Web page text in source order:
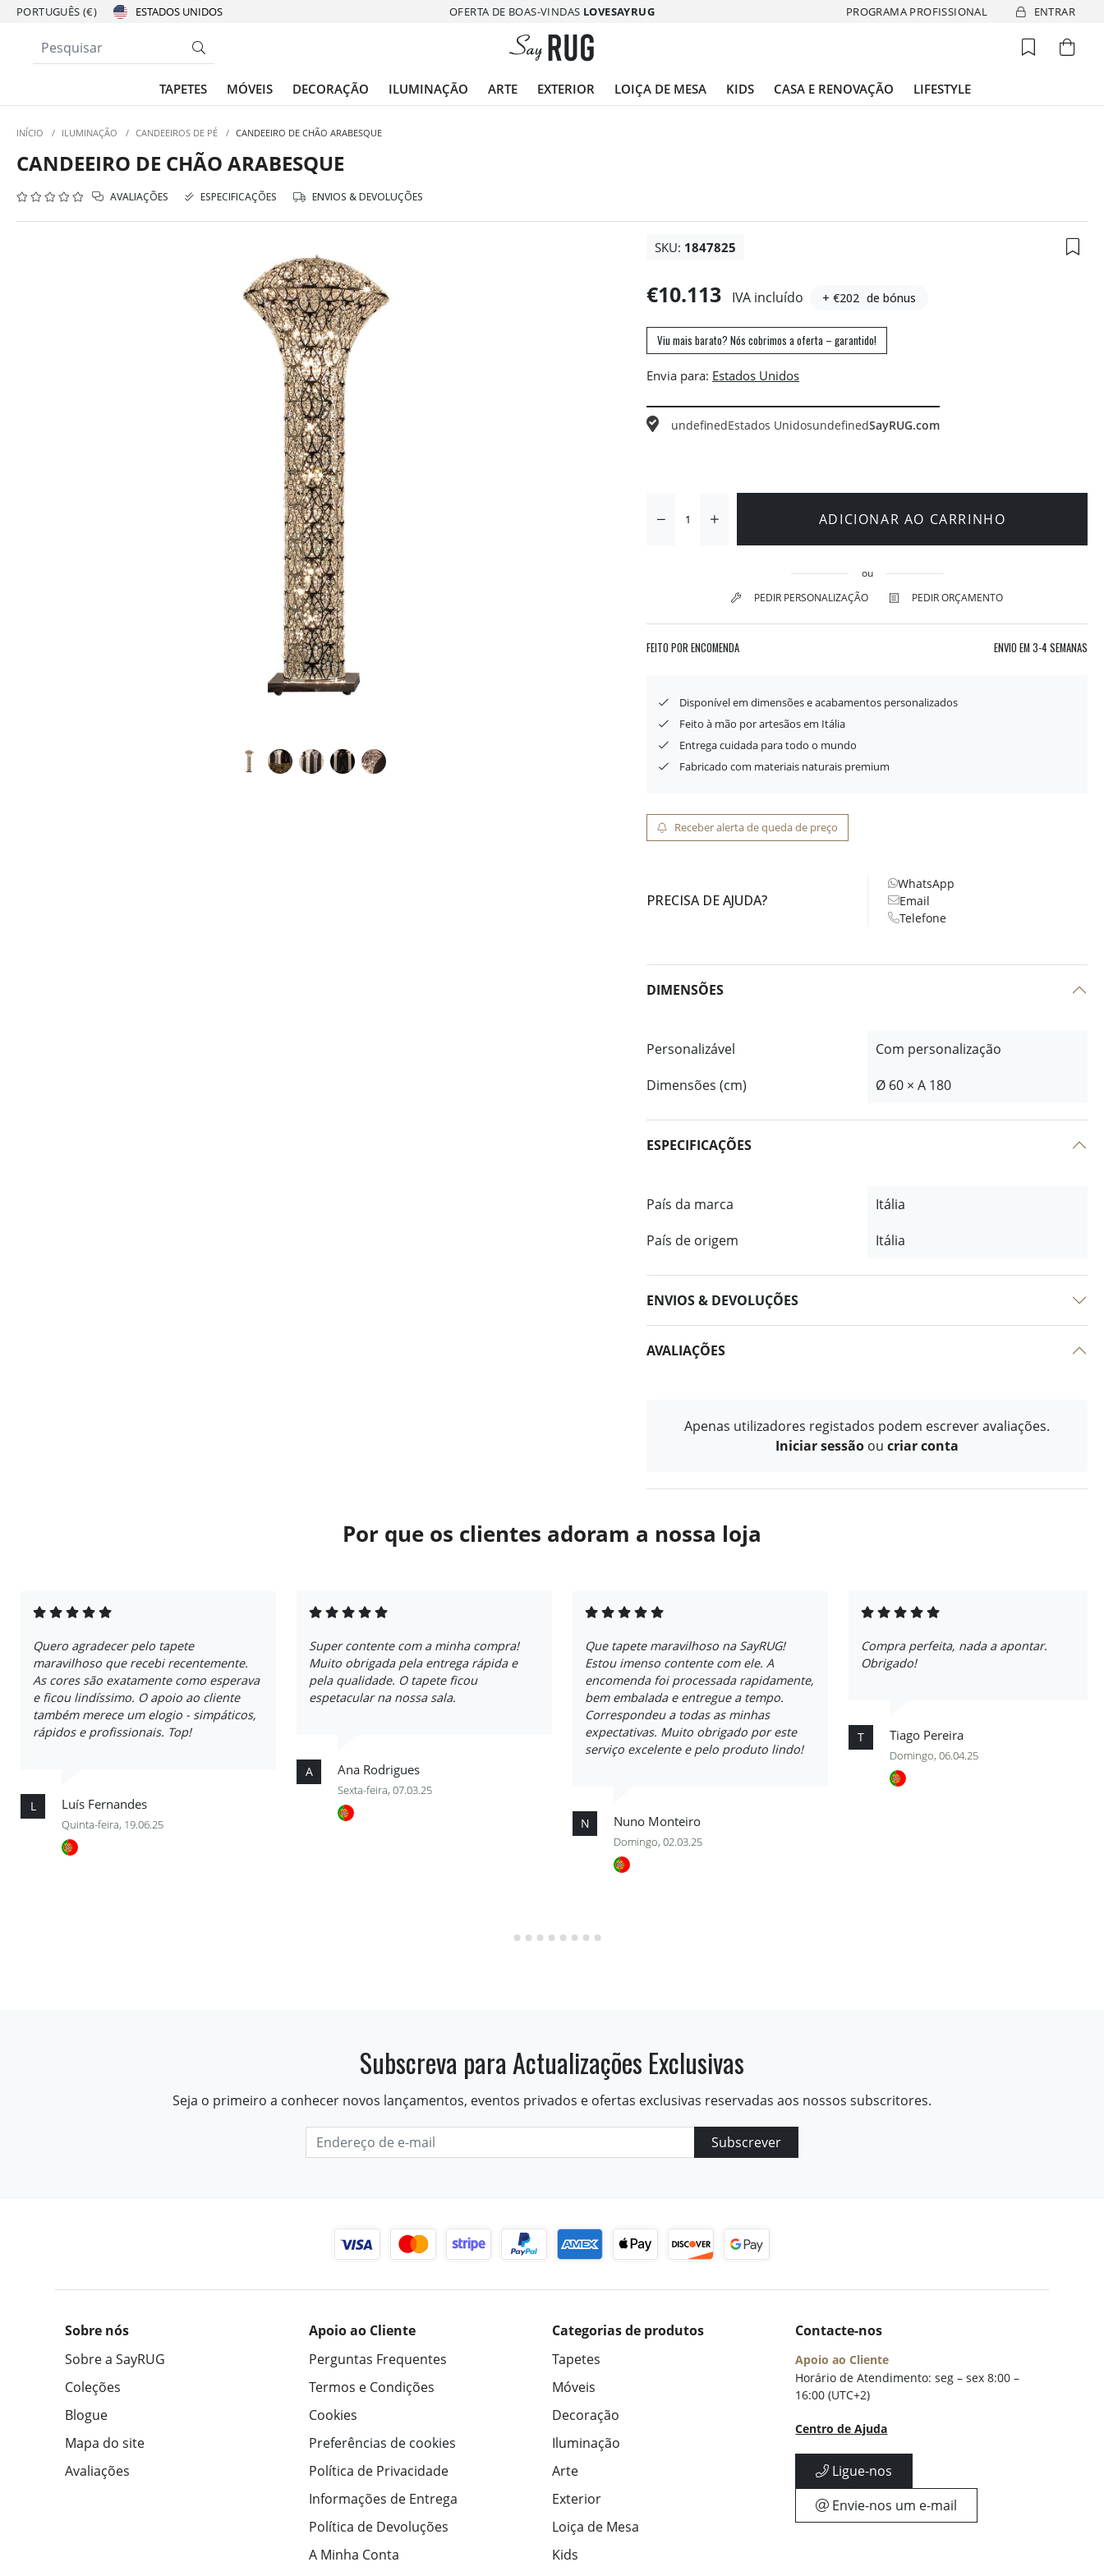
PORTUGUÊS (€) OFERTA DE BOAS-VINDAS LOVESAYRUG PROGRAMA PROFISSIONAL ENTRAR
TAPETES MÓVEIS DECORAÇÃO ILUMINAÇÃO ARTE EXTERIOR LOIÇA DE MESA KIDS CASA E RENOVAÇÃO LIFESTYLE
INÍCIO / ILUMINAÇÃO / CANDEEIROS DE PÉ / CANDEEIRO DE CHÃO ARABESQUE
CANDEEIRO DE CHÃO ARABESQUE
AVALIAÇÕES ESPECIFICAÇÕES ENVIOS & DEVOLUÇÕES
SKU: 1847825
€10.113 IVA incluído + €202 de bónus
Viu mais barato? Nós cobrimos a oferta – garantido!
Envia para:
undefinedEstados UnidosundefinedSayRUG.com
ADICIONAR AO CARRINHO
ou
PEDIR PERSONALIZAÇÃO
PEDIR ORÇAMENTO
FEITO POR ENCOMENDA ENVIO EM 3-4 SEMANAS
Disponível em dimensões e acabamentos personalizados
Feito à mão por artesãos em Itália
Entrega cuidada para todo o mundo
Fabricado com materiais naturais premium
Receber alerta de queda de preço
PRECISA DE AJUDA?
WhatsApp
Email
Telefone
DIMENSÕES
Personalizável
Com personalização
Dimensões (cm)
Ø 60 × A 180
ESPECIFICAÇÕES
País da marca
Itália
País de origem
Itália
ENVIOS & DEVOLUÇÕES
AVALIAÇÕES
Apenas utilizadores registados podem escrever avaliações.
Iniciar sessão ou criar conta
Por que os clientes adoram a nossa loja
Quero agradecer pelo tapete
maravilhoso que recebi recentemente.
As cores são exatamente como esperava
e ficou lindíssimo. O apoio ao cliente
também merece um elogio - simpáticos,
rápidos e profissionais. Top!
L Luís Fernandes
Quinta-feira, 19.06.25
Super contente com a minha compra!
Muito obrigada pela entrega rápida e
pela qualidade. O tapete ficou
espetacular na nossa sala.
A Ana Rodrigues
Sexta-feira, 07.03.25
Que tapete maravilhoso na SayRUG!
Estou imenso contente com ele. A
encomenda foi processada rapidamente,
bem embalada e entregue a tempo.
Correspondeu a todas as minhas
expectativas. Muito obrigado por este
serviço excelente e pelo produto lindo!
N Nuno Monteiro
Domingo, 02.03.25
Compra perfeita, nada a apontar.
Obrigado!
T Tiago Pereira
Domingo, 06.04.25
Subscreva para Actualizações Exclusivas
Seja o primeiro a conhecer novos lançamentos, eventos privados e ofertas exclusivas reservadas aos nossos subscritores.
Subscrever
Sobre nós
Sobre a SayRUG
Coleções
Blogue
Mapa do site
Avaliações
Apoio ao Cliente
Perguntas Frequentes
Termos e Condições
Cookies
Preferências de cookies
Política de Privacidade
Informações de Entrega
Política de Devoluções
A Minha Conta
Categorias de produtos
Tapetes
Móveis
Decoração
Iluminação
Arte
Exterior
Loiça de Mesa
Kids
Contacte-nos
Apoio ao Cliente
Horário de Atendimento: seg – sex 8:00 –
16:00 (UTC+2)
Centro de Ajuda
Ligue-nos
Envie-nos um e-mail